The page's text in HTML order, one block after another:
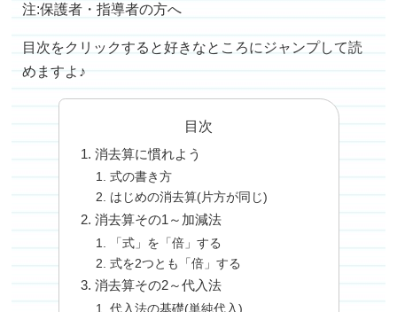
注:保護者・指導者の方へ
目次をクリックすると好きなところにジャンプして読
めますよ♪
目次
消去算に慣れよう
式の書き方
はじめの消去算(片方が同じ)
消去算その1～加減法
「式」を「倍」する
式を2つとも「倍」する
消去算その2～代入法
代入法の基礎(単純代入)